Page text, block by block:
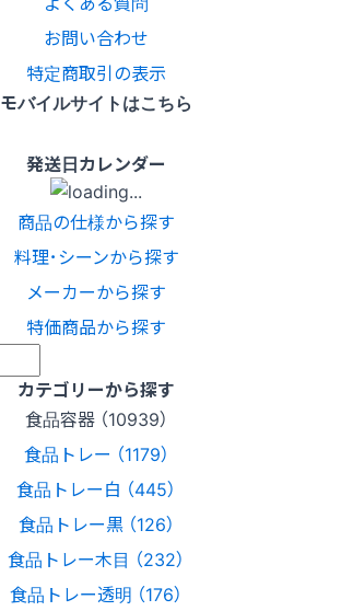
お問い合わせ
特定商取引の表示
モバイルサイトはこちら
発送日カレンダー
商品の仕様から探す
料理･シーンから探す
メーカーから探す
特価商品から探す
カテゴリーから探す
食品容器 （10939）
食品トレー （1179）
食品トレー白 （445）
食品トレー黒 （126）
食品トレー木目 （232）
食品トレー透明 （176）